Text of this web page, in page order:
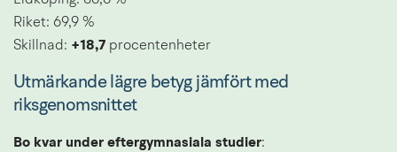
Riket: 69,9 %
Skillnad: +18,7 procentenheter
Utmärkande lägre betyg jämfört med
riksgenomsnittet
Bo kvar under eftergymnasiala studier: